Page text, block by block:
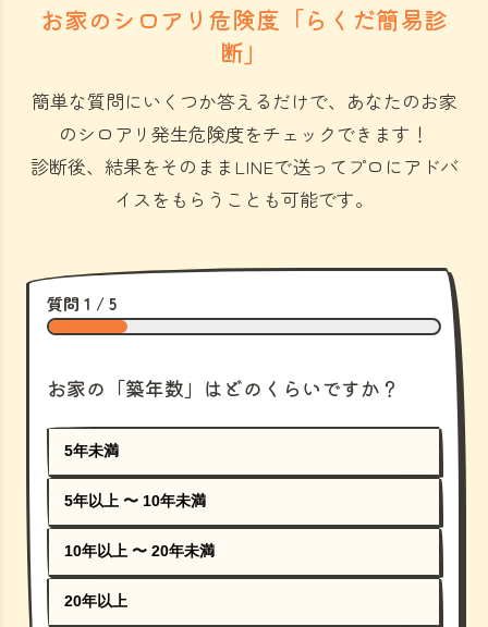
お家のシロアリ危険度「らくだ簡易診
断」
簡単な質問にいくつか答えるだけで、あなたのお家
のシロアリ発生危険度をチェックできます！
診断後、結果をそのままLINEで送ってプロにアドバ
イスをもらうことも可能です。
質問 1 / 5
お家の「築年数」はどのくらいですか？
5年未満
5年以上 〜 10年未満
10年以上 〜 20年未満
20年以上